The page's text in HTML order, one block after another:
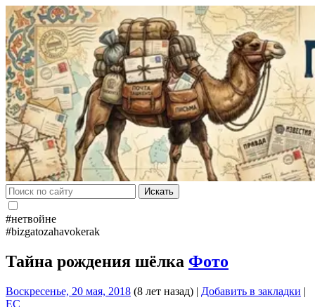
Искать
#нетвойне
#bizgatozahavokerak
Тайна рождения шёлка Фото
Воскресенье, 20 мая, 2018 (8 лет назад) | Добавить в закладки |
EC